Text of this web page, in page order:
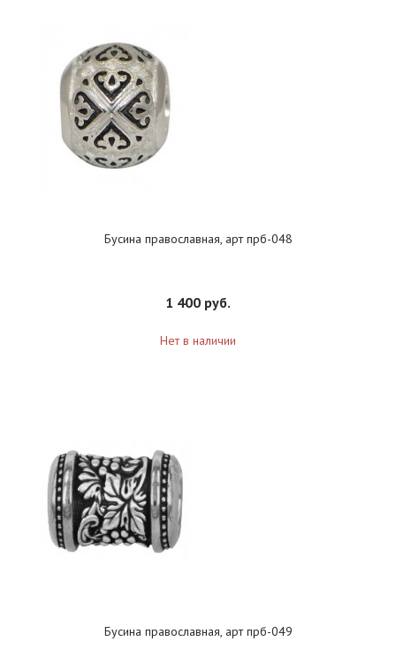
Бусина православная, арт прб-048
1 400 руб.
Нет в наличии
Бусина православная, арт прб-049